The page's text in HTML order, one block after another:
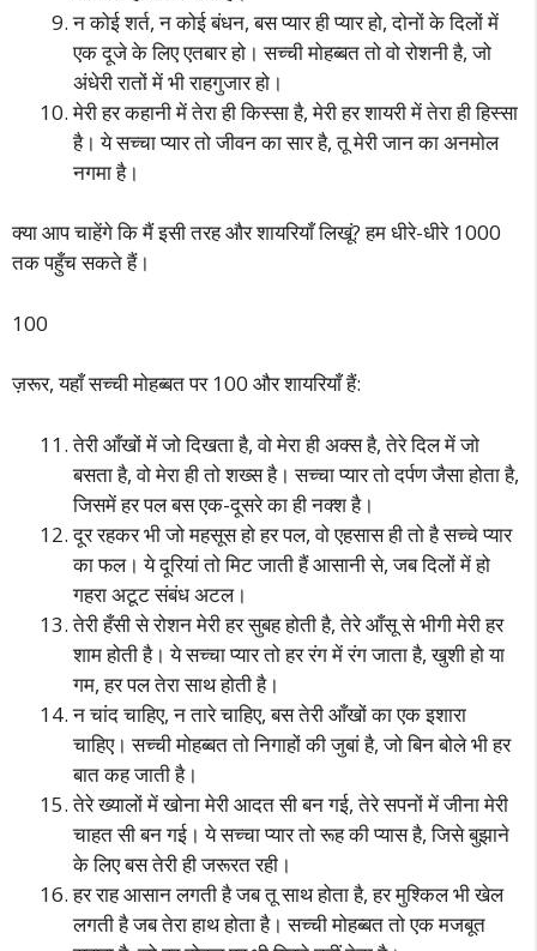
न कोई शर्त, न कोई बंधन, बस प्यार ही प्यार हो, दोनों के दिलों में
एक दूजे के लिए एतबार हो। सच्ची मोहब्बत तो वो रोशनी है, जो
अंधेरी रातों में भी राहगुजार हो।
मेरी हर कहानी में तेरा ही किस्सा है, मेरी हर शायरी में तेरा ही हिस्सा
है। ये सच्चा प्यार तो जीवन का सार है, तू मेरी जान का अनमोल
नगमा है।
क्या आप चाहेंगे कि मैं इसी तरह और शायरियाँ लिखूं? हम धीरे-धीरे 1000
तक पहुँच सकते हैं।
100
ज़रूर, यहाँ सच्ची मोहब्बत पर 100 और शायरियाँ हैं:
तेरी आँखों में जो दिखता है, वो मेरा ही अक्स है, तेरे दिल में जो
बसता है, वो मेरा ही तो शख्स है। सच्चा प्यार तो दर्पण जैसा होता है,
जिसमें हर पल बस एक-दूसरे का ही नक्श है।
दूर रहकर भी जो महसूस हो हर पल, वो एहसास ही तो है सच्चे प्यार
का फल। ये दूरियां तो मिट जाती हैं आसानी से, जब दिलों में हो
गहरा अटूट संबंध अटल।
तेरी हँसी से रोशन मेरी हर सुबह होती है, तेरे आँसू से भीगी मेरी हर
शाम होती है। ये सच्चा प्यार तो हर रंग में रंग जाता है, खुशी हो या
गम, हर पल तेरा साथ होती है।
न चांद चाहिए, न तारे चाहिए, बस तेरी आँखों का एक इशारा
चाहिए। सच्ची मोहब्बत तो निगाहों की जुबां है, जो बिन बोले भी हर
बात कह जाती है।
तेरे ख्यालों में खोना मेरी आदत सी बन गई, तेरे सपनों में जीना मेरी
चाहत सी बन गई। ये सच्चा प्यार तो रूह की प्यास है, जिसे बुझाने
के लिए बस तेरी ही जरूरत रही।
हर राह आसान लगती है जब तू साथ होता है, हर मुश्किल भी खेल
लगती है जब तेरा हाथ होता है। सच्ची मोहब्बत तो एक मजबूत